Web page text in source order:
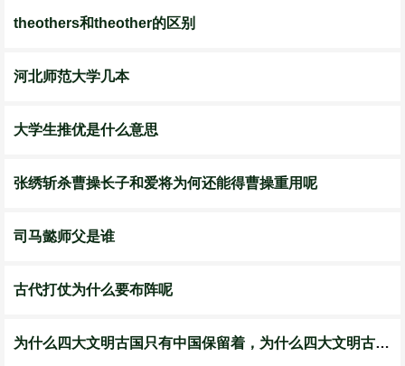
theothers和theother的区别
河北师范大学几本
大学生推优是什么意思
张绣斩杀曹操长子和爱将为何还能得曹操重用呢
司马懿师父是谁
古代打仗为什么要布阵呢
为什么四大文明古国只有中国保留着，为什么四大文明古国只剩中国